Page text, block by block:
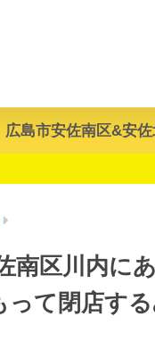
広島市安佐南区&安
南区川内に
て閉店する